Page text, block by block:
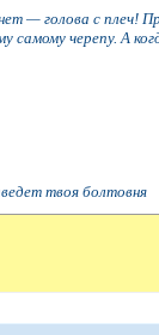
— голова с плеч!
самому черепу. А
твоя болтовня